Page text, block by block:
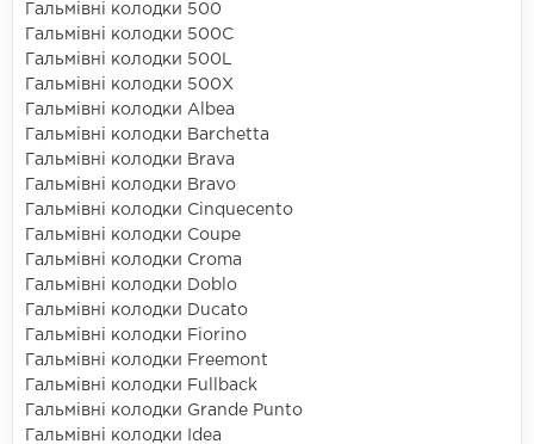
Гальмівні колодки 500
Гальмівні колодки 500C
Гальмівні колодки 500L
Гальмівні колодки 500X
Гальмівні колодки Albea
Гальмівні колодки Barchetta
Гальмівні колодки Brava
Гальмівні колодки Bravo
Гальмівні колодки Cinquecento
Гальмівні колодки Coupe
Гальмівні колодки Croma
Гальмівні колодки Doblo
Гальмівні колодки Ducato
Гальмівні колодки Fiorino
Гальмівні колодки Freemont
Гальмівні колодки Fullback
Гальмівні колодки Grande Punto
Гальмівні колодки Idea